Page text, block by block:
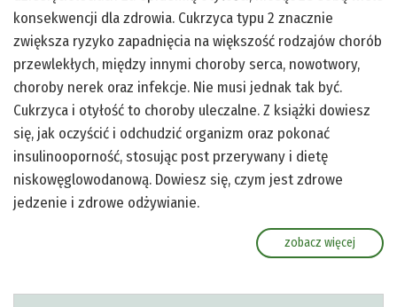
konsekwencji dla zdrowia. Cukrzyca typu 2 znacznie
zwiększa ryzyko zapadnięcia na większość rodzajów chorób
przewlekłych, między innymi choroby serca, nowotwory,
choroby nerek oraz infekcje. Nie musi jednak tak być.
Cukrzyca i otyłość to choroby uleczalne. Z książki dowiesz
się, jak oczyścić i odchudzić organizm oraz pokonać
insulinooporność, stosując post przerywany i dietę
niskowęglowodanową. Dowiesz się, czym jest zdrowe
jedzenie i zdrowe odżywianie.
zobacz więcej